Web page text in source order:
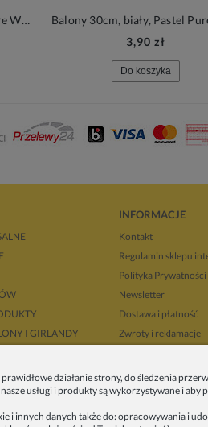
Balony 12cm, biały, Pastel Pure White, 6szt.| PartyDeco Strong Balloons
3,90 zł
Do koszyka
I GIRLANDY
INFORMACJE
Kontakt
Regulamin sklepu
Polityka Prywatności
Newsletter
Dostawa i płatność
Zwroty i reklamacje
Regulaminy promocji
działanie strony, do śledzenia
usługi i produkty są wykorzystywane i aby
i innych danych także do: opracowywania i